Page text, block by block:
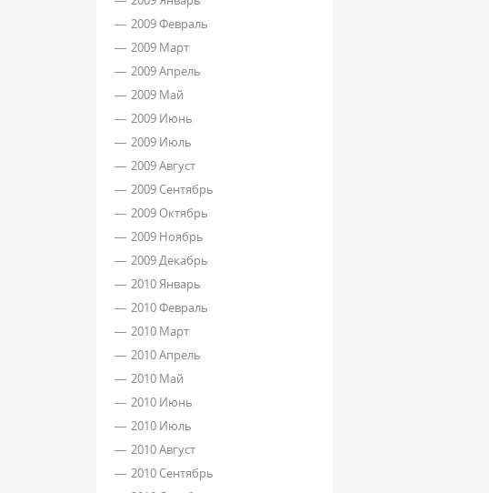
2009 Февраль
2009 Март
2009 Апрель
2009 Май
2009 Июнь
2009 Июль
2009 Август
2009 Сентябрь
2009 Октябрь
2009 Ноябрь
2009 Декабрь
2010 Январь
2010 Февраль
2010 Март
2010 Апрель
2010 Май
2010 Июнь
2010 Июль
2010 Август
2010 Сентябрь